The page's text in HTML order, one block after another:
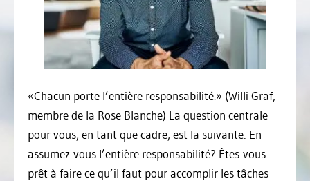
«Chacun porte l’entière responsabilité.» (Willi Graf,
membre de la Rose Blanche) La question centrale
pour vous, en tant que cadre, est la suivante: En
assumez-vous l’entière responsabilité? Êtes-vous
prêt à faire ce qu’il faut pour accomplir les tâches